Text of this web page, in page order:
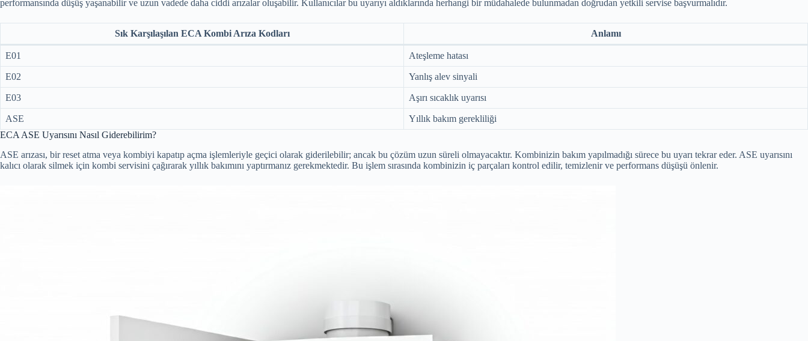
performansında düşüş yaşanabilir ve uzun vadede daha ciddi arızalar oluşabilir. Kullanıcılar bu uyarıyı aldıklarında herhangi bir müdahalede bulunmadan doğrudan yetkili servise başvurmalıdır.
Sık Karşılaşılan ECA Kombi Arıza Kodları Anlamı
E01 Ateşleme hatası
E02 Yanlış alev sinyali
E03 Aşırı sıcaklık uyarısı
ASE
Yıllık bakım gerekliliği
ECA ASE Uyarısını Nasıl Giderebilirim?
ASE arızası, bir reset atma veya kombiyi kapatıp açma işlemleriyle geçici olarak giderilebilir; ancak bu çözüm uzun süreli olmayacaktır. Kombinizin bakım yapılmadığı sürece bu uyarı tekrar eder. ASE uyarısını
kalıcı olarak silmek için kombi servisini çağırarak yıllık bakımını yaptırmanız gerekmektedir. Bu işlem sırasında kombinizin iç parçaları kontrol edilir, temizlenir ve performans düşüşü önlenir.